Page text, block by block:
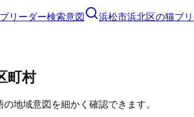
リーダー検索意図 浜松市浜北区の猫ブ
町村
地域意図を細かく確認できます。